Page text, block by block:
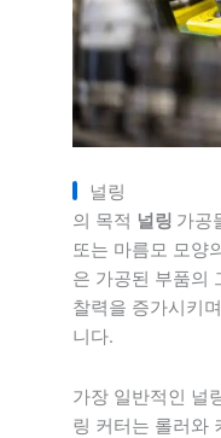
널링
의 목적 널링 가공
또는 마름모 모양
은 가공된 부품의
찰력을 증가시키
니다.
가장 일반적인 널
링 커터는 롤러와